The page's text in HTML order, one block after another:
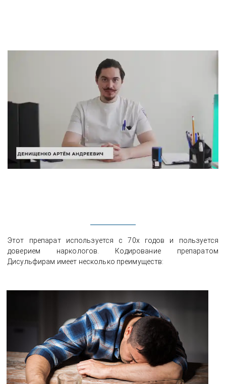
Этот препарат используется с 70х годов и пользуется
доверием наркологов. Кодирование препаратом
Дисульфирам имеет несколько преимуществ: